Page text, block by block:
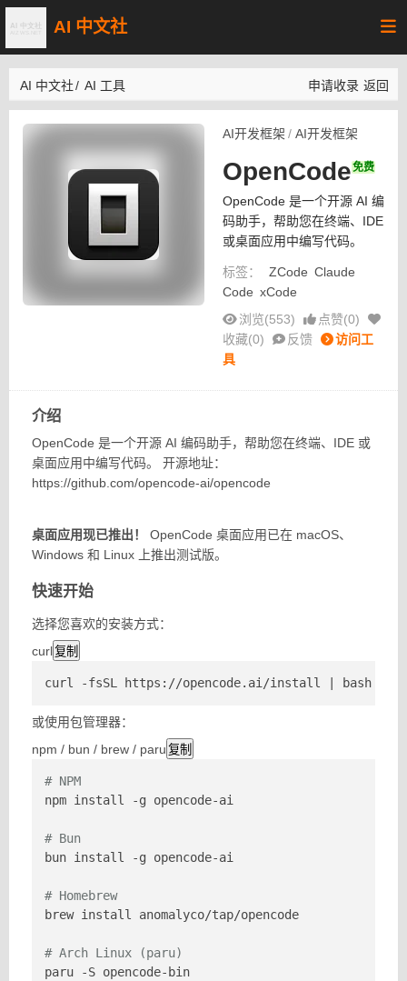
AI 中文社
AI 中文社/ AI 工具 申请收录 返回
AI开发框架 / AI开发框架
OpenCode免费
OpenCode 是一个开源 AI 编
码助手，帮助您在终端、IDE
或桌面应用中编写代码。
标签： ZCode Claude
Code xCode
浏览(553)
点赞(0)
收藏(0) 反馈
访问工
具
介绍
OpenCode 是一个开源 AI 编码助手，帮助您在终端、IDE 或
桌面应用中编写代码。 开源地址：
https://github.com/opencode-ai/opencode
桌面应用现已推出！
OpenCode 桌面应用已在 macOS、
Windows 和 Linux 上推出测试版。
快速开始
选择您喜欢的安装方式：
curl复制
curl -fsSL https://opencode.ai/install | bash
或使用包管理器：
npm / bun / brew / paru 复制
# NPM
npm install -g opencode-ai
# Bun
bun install -g opencode-ai
# Homebrew
brew install anomalyco/tap/opencode
# Arch Linux (paru)
paru -S opencode-bin